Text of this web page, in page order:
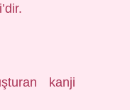
kanji